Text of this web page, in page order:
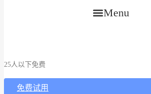
Menu
25人以下免费
免费试用